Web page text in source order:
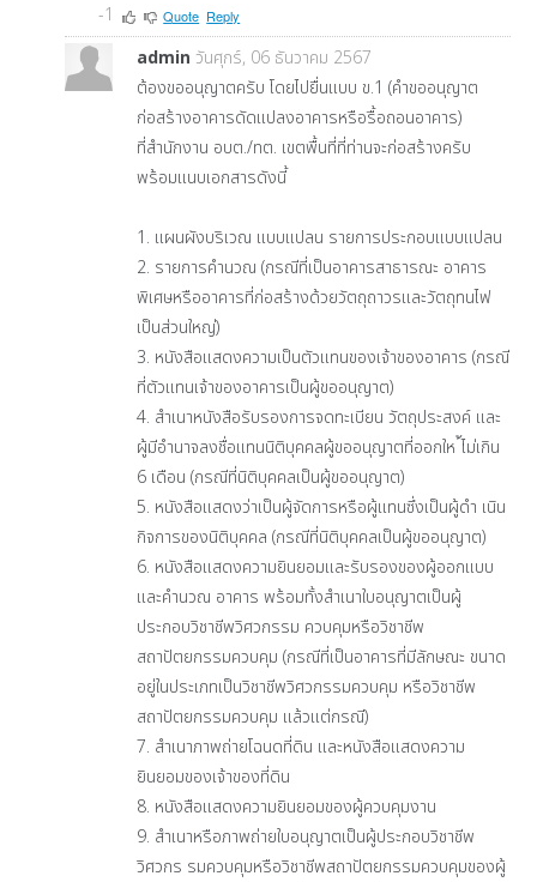
-1
Quote Reply
admin วันศุกร์, 06 ธันวาคม 2567
ต้องขออนุญาตครับ โดยไปยื่นแบบ ข.1 (คำขออนุญาต
ก่อสร้างอาคารดัดแปลงอาคารหรือรื้อถอนอาคาร)
ที่สำนักงาน อบต./ทต. เขตพื้นที่ที่ท่านจะก่อสร้างครับ
พร้อมแนบเอกสารดังนี้
1. แผนผังบริเวณ แบบแปลน รายการประกอบแบบแปลน
2. รายการคำนวณ (กรณีที่เป็นอาคารสาธารณะ อาคาร
พิเศษหรืออาคารที่ก่อสร้างด้วยวัตถุถาวรและวัตถุทนไฟ
เป็นส่วนใหญ่)
3. หนังสือแสดงความเป็นตัวแทนของเจ้าของอาคาร (กรณี
ที่ตัวแทนเจ้าของอาคารเป็นผู้ขออนุญาต)
4. สำเนาหนังสือรับรองการจดทะเบียน วัตถุประสงค์ และ
ผู้มีอำนาจลงชื่อแทนนิติบุคคลผู้ขออนุญาตที่ออกให ้ไม่เกิน
6 เดือน (กรณีที่นิติบุคคลเป็นผู้ขออนุญาต)
5. หนังสือแสดงว่าเป็นผู้จัดการหรือผู้แทนซึ่งเป็นผู้ดำ เนิน
กิจการของนิติบุคคล (กรณีที่นิติบุคคลเป็นผู้ขออนุญาต)
6. หนังสือแสดงความยินยอมและรับรองของผู้ออกแบบ
และคำนวณ อาคาร พร้อมทั้งสำเนาใบอนุญาตเป็นผู้
ประกอบวิชาชีพวิศวกรรม ควบคุมหรือวิชาชีพ
สถาปัตยกรรมควบคุม (กรณีที่เป็นอาคารที่มีลักษณะ ขนาด
อยู่ในประเภทเป็นวิชาชีพวิศวกรรมควบคุม หรือวิชาชีพ
สถาปัตยกรรมควบคุม แล้วแต่กรณี)
7. สำเนาภาพถ่ายโฉนดที่ดิน และหนังสือแสดงความ
ยินยอมของเจ้าของที่ดิน
8. หนังสือแสดงความยินยอมของผู้ควบคุมงาน
9. สำเนาหรือภาพถ่ายใบอนุญาตเป็นผู้ประกอบวิชาชีพ
วิศวกร รมควบคุมหรือวิชาชีพสถาปัตยกรรมควบคุมของผู้